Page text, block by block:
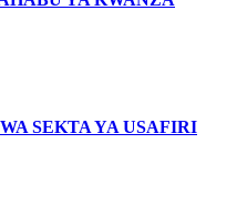
SEKTA YA USAFIRI